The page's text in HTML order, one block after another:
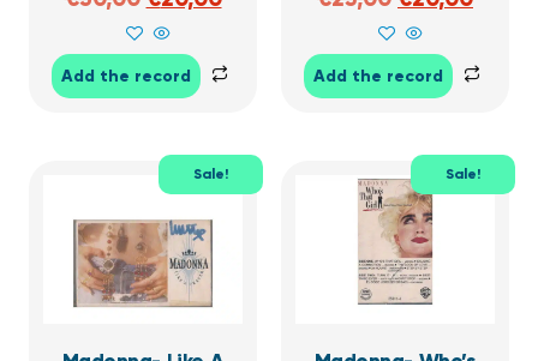
Add the record Add the record
Sale! Sale!